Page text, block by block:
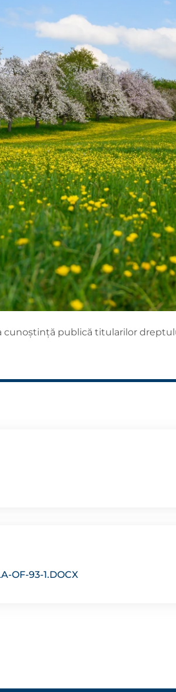
cunoștință publică titularilor
OF-93-1.DOCX